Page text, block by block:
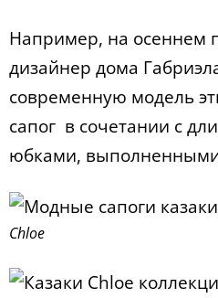
Например, на осеннем
дизайнер дома
современную модель
сапог в сочетании с
юбками,
Chloe